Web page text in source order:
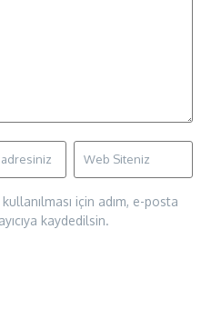
için adım, e-posta
kaydedilsin.